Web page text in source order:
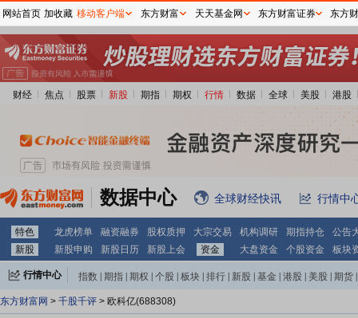
财经 焦点 股票 新股 期指 期权 行情 数据 全球 美股 港股
数据中心 全球财经快讯 行情中
特色 龙虎榜单 融资融券 股权质押 大宗交易 机构调研 期指持仓
公告
新股
新股申购 新股日历 新股上会 资金 大盘资金 个股资金 板块
行情中心 指数 期指 期权 个股 板块 排行 新股 基金 港股 美股 期货
东方财富网 > 千股千评 > 欧科亿(688308)
网站首页 加收藏 移动客户端 东方财富 天天基金网 东方财富证券 东方